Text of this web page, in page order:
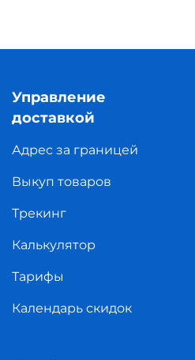
Управление
доставкой
Адрес за границей
Выкуп товаров
Трекинг
Калькулятор
Тарифы
Календарь скидок